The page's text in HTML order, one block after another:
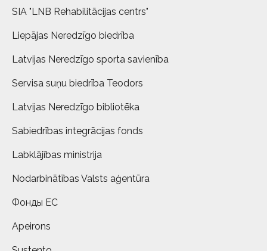
SIA "LNB Rehabilitācijas centrs"
Liepājas Neredzīgo biedrība
Latvijas Neredzīgo sporta savienība
Servisa suņu biedrība Teodors
Latvijas Neredzīgo bibliotēka
Sabiedrības integrācijas fonds
Labklājības ministrija
Nodarbinātības Valsts aģentūra
Фонды ЕС
Apeirons